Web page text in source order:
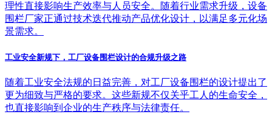
理性直接影响生产效率与人员安全。随着行业需求升级，设备
围栏厂家正通过技术迭代推动产品优化设计，以满足多元化场
景需求。
工业安全新规下，工厂设备围栏设计的合规升级之路
随着工业安全法规的日益完善，对工厂设备围栏的设计提出了
更为细致与严格的要求。这些新规不仅关乎工人的生命安全，
也直接影响到企业的生产秩序与法律责任。